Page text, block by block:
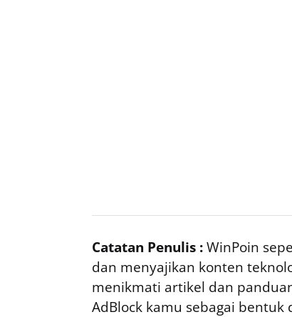
Catatan Penulis :WinPoin
dan menyajikan konten
menikmati artikel dan
AdBlock kamu sebagai